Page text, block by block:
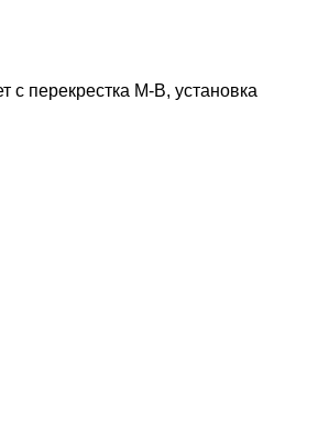
с перекрестка М-В, установка